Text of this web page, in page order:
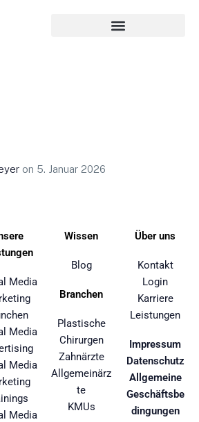
on 5. Januar 2026
Media
Media
Media
Media
Wissen
Blog
Branchen
Plastische
Chirurgen
Zahnärzte
Allgemeinärz
te
KMUs
Über uns
Kontakt
Login
Karriere
Leistungen
Impressum
Datenschutz
Allgemeine
Geschäftsbe
dingungen